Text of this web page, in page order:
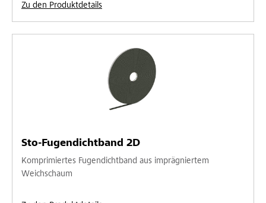
Zu den Produktdetails
Sto-Fugendichtband 2D
Komprimiertes Fugendichtband aus imprägniertem
Weichschaum